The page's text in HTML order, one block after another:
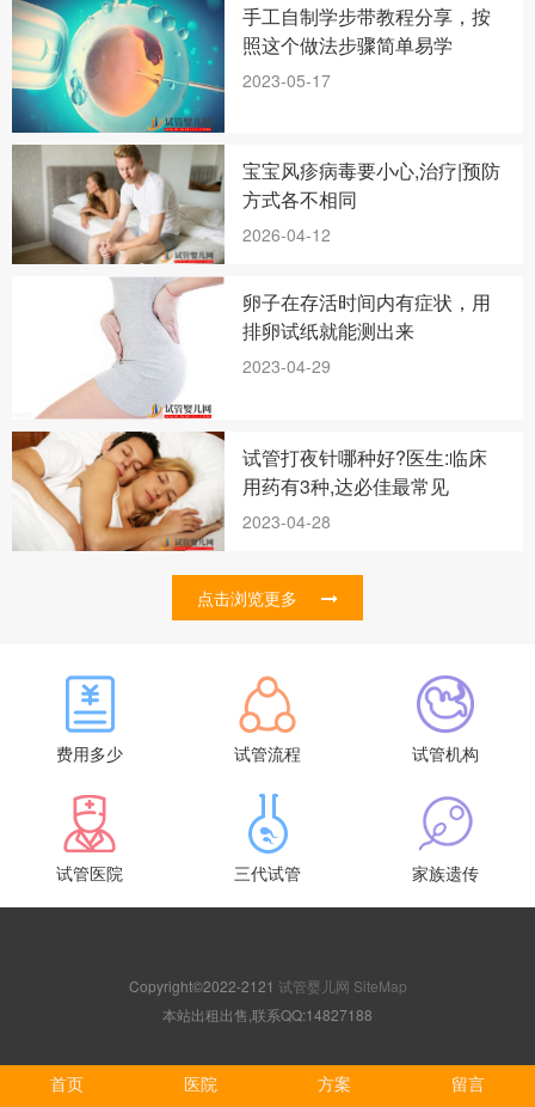
手工自制学步带教程分享，按
照这个做法步骤简单易学
2023-05-17
宝宝风疹病毒要小心,治疗|预防
方式各不相同
2026-04-12
卵子在存活时间内有症状，用
排卵试纸就能测出来
2023-04-29
试管打夜针哪种好?医生:临床
用药有3种,达必佳最常见
2023-04-28
点击浏览更多
费用多少 试管流程 试管机构
试管医院 三代试管 家族遗传
Copyright©2022-2121 试管婴儿网 SiteMap
本站出租出售,联系QQ:14827188
首页 医院 方案 留言